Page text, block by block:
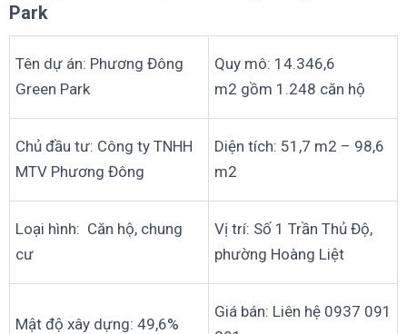
Park
Tên dự án: Phương Đông
Green Park
Quy mô: 14.346,6
m2 gồm 1.248 căn hộ
Chủ đầu tư: Công ty TNHH
MTV Phương Đông
Diện tích: 51,7 m2 – 98,6
m2
Loại hình: Căn hộ, chung
cư
Vị trí: Số 1 Trần Thủ Độ,
phường Hoàng Liệt
Mật độ xây dựng: 49,6%
Giá bán: Liên hệ 0937 091